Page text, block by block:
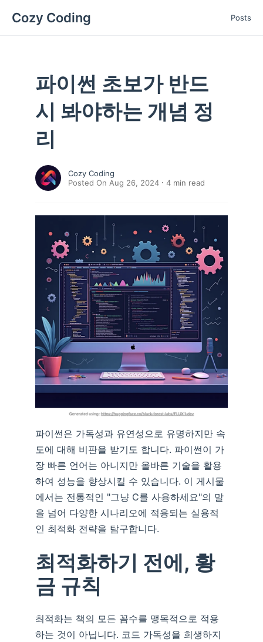
Cozy Coding Posts
파이썬 초보가 반드
시 봐야하는 개념 정
리
Cozy Coding
Posted On Aug 26, 2024
4 min read
파이썬은 가독성과 유연성으로 유명하지만 속
도에 대해 비판을 받기도 합니다. 파이썬이 가
장 빠른 언어는 아니지만 올바른 기술을 활용
하여 성능을 향상시킬 수 있습니다. 이 게시물
에서는 전통적인 "그냥 C를 사용하세요"의 말
을 넘어 다양한 시나리오에 적용되는 실용적
인 최적화 전략을 탐구합니다.
최적화하기 전에, 황
금 규칙
최적화는 책의 모든 꼼수를 맹목적으로 적용
하는 것이 아닙니다. 코드 가독성을 희생하지